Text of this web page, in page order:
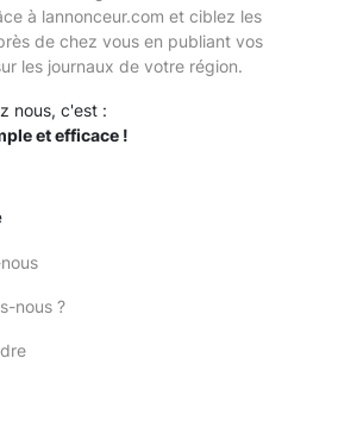
à lannonceur.com et ciblez les
de chez vous en publiant vos
les journaux de votre région.
nous, c'est :
et efficace !
nous ?